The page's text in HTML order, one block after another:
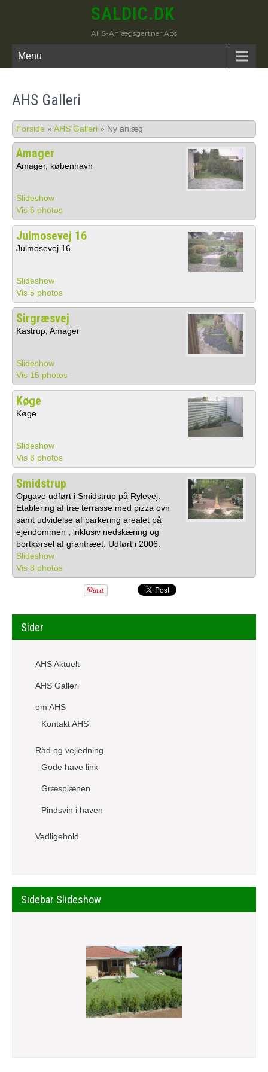
SALDIC.DK
AHS-Anlægsgartner Aps
Menu
AHS Galleri
Forside » AHS Galleri » Ny anlæg
Amager
Amager, københavn
Slideshow
Vis 6 photos
Julmosevej 16
Julmosevej 16
Slideshow
Vis 5 photos
Sirgræsvej
Kastrup, Amager
Slideshow
Vis 15 photos
Køge
Køge
Slideshow
Vis 8 photos
Smidstrup
Opgave udført i Smidstrup på Rylevej.
Etablering af træ terrasse med pizza ovn
samt udvidelse af parkering arealet på
ejendommen , inklusiv nedskæring og
bortkørsel af grantræet. Udført i 2006.
Slideshow
Vis 8 photos
Sider
AHS Aktuelt
AHS Galleri
om AHS
Kontakt AHS
Råd og vejledning
Gode have link
Græsplænen
Pindsvin i haven
Vedligehold
Sidebar Slideshow